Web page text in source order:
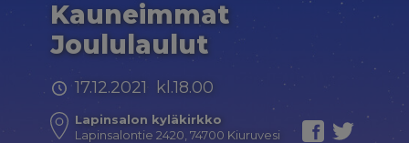
Kauneimmat
Joululaulut
17.12.2021 kl.18.00
Lapinsalon kyläkirkko
Lapinsalontie 2420, 74700 Kiuruvesi